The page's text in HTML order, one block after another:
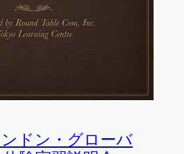
ドン・グローバ